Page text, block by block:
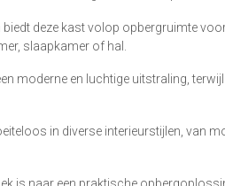
biedt deze kast volop opbergruimte
slaapkamer of hal.
moderne en luchtige uitstraling,
in diverse interieurstijlen, van